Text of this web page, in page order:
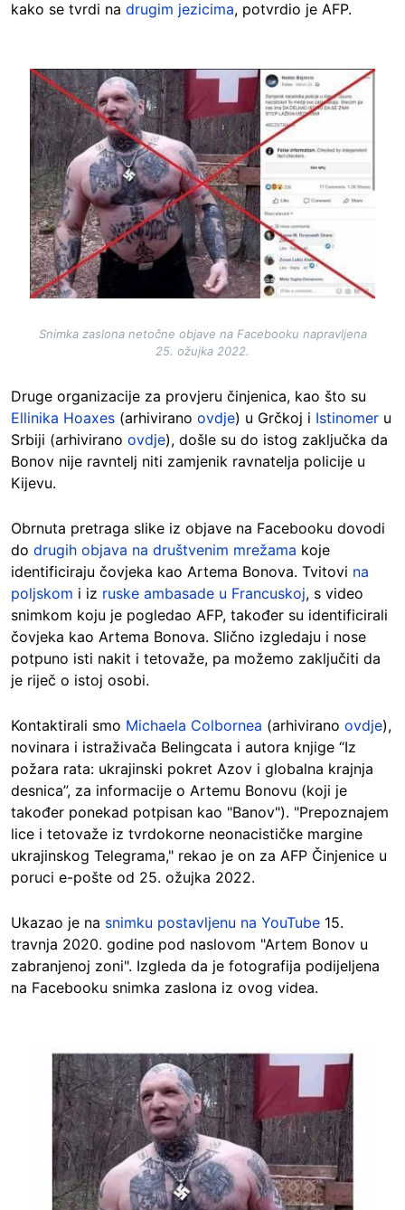
kako se tvrdi na drugim jezicima, potvrdio je AFP.
Image
Snimka zaslona netočne objave na Facebooku napravljena
25. ožujka 2022.
Druge organizacije za provjeru činjenica, kao što su
Ellinika Hoaxes (arhivirano ovdje) u Grčkoj i Istinomer u
Srbiji (arhivirano ovdje), došle su do istog zaključka da
Bonov nije ravntelj niti zamjenik ravnatelja policije u
Kijevu.
Obrnuta pretraga slike iz objave na Facebooku dovodi
do drugih objava na društvenim mrežama koje
identificiraju čovjeka kao Artema Bonova. Tvitovi na
poljskom i iz ruske ambasade u Francuskoj, s video
snimkom koju je pogledao AFP, također su identificirali
čovjeka kao Artema Bonova. Slično izgledaju i nose
potpuno isti nakit i tetovaže, pa možemo zaključiti da
je riječ o istoj osobi.
Kontaktirali smo Michaela Colbornea (arhivirano ovdje),
novinara i istraživača Belingcata i autora knjige “Iz
požara rata: ukrajinski pokret Azov i globalna krajnja
desnica”, za informacije o Artemu Bonovu (koji je
također ponekad potpisan kao "Banov"). "Prepoznajem
lice i tetovaže iz tvrdokorne neonacističke margine
ukrajinskog Telegrama," rekao je on za AFP Činjenice u
poruci e-pošte od 25. ožujka 2022.
Ukazao je na snimku postavljenu na YouTube 15.
travnja 2020. godine pod naslovom "Artem Bonov u
zabranjenoj zoni". Izgleda da je fotografija podijeljena
na Facebooku snimka zaslona iz ovog videa.
Image